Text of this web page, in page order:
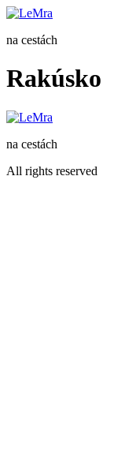
Preskočiť
obsah
na cestách
Rakúsko
na cestách
All rights reserved